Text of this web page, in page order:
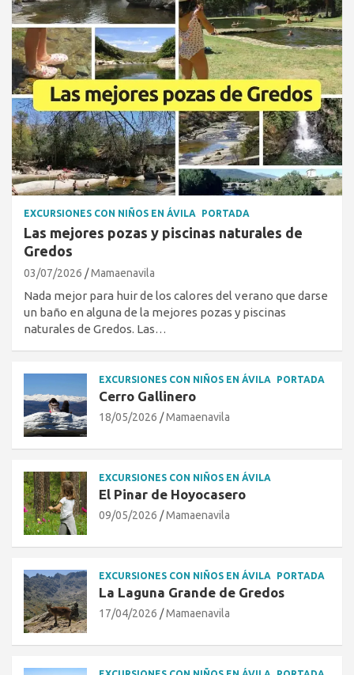
EXCURSIONES CON NIÑOS EN ÁVILA PORTADA
Las mejores pozas y piscinas naturales de
Gredos
03/07/2026 Mamaenavila
Nada mejor para huir de los calores del verano que darse
un baño en alguna de la mejores pozas y piscinas
naturales de Gredos. Las…
EXCURSIONES CON NIÑOS EN ÁVILA PORTADA
Cerro Gallinero
18/05/2026 Mamaenavila
EXCURSIONES CON NIÑOS EN ÁVILA
El Pinar de Hoyocasero
09/05/2026 Mamaenavila
EXCURSIONES CON NIÑOS EN ÁVILA PORTADA
La Laguna Grande de Gredos
17/04/2026 Mamaenavila